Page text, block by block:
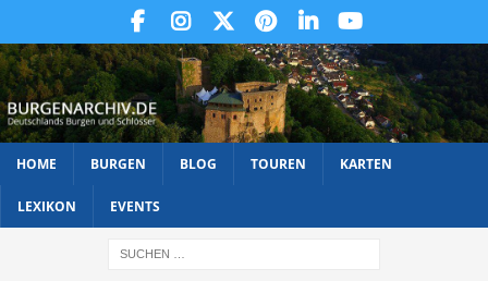
HOME BURGEN BLOG TOUREN KARTEN
LEXIKON EVENTS